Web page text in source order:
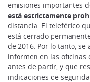
emisiones importantes
está estrictamente
distancia. El teleférico
está cerrado
de 2016. Por lo tanto, se
informen en las oficinas
antes de partir, y que
indicaciones de